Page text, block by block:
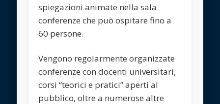
spiegazioni animate nella sala
conferenze che può ospitare fino a
60 persone.
Vengono regolarmente organizzate
conferenze con docenti universitari,
corsi “teorici e pratici” aperti al
pubblico, oltre a numerose altre